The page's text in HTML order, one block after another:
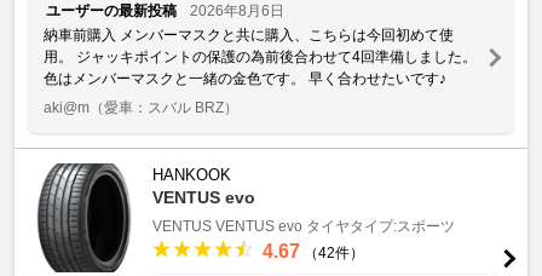
ユーザーの最新投稿
2026年8月6日
納車前購入 メンバーマスクと共に購入、こちらは今回初めて使
用。 ジャッキポイントの保護の為前後合わせて4回準備しました。
色はメンバーマスクと一緒の金色です。 早く合わせたいです♪
aki@m （愛車：スバル BRZ）
HANKOOK
VENTUS evo
VENTUS VENTUS evo タイヤタイプ:スポーツ
4.67 （42件）